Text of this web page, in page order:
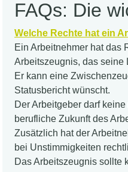
FAQs: Die
Welche Rechte hat ein
Ein Arbeitnehmer hat das
Arbeitszeugnis, das seine
Er kann eine
Statusbericht wünscht.
Der Arbeitgeber darf
berufliche Zukunft des
Zusätzlich hat der
bei Unstimmigkeiten
Das Arbeitszeugnis sollte